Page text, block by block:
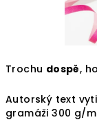
Trochu dospě,
Autorský text
gramáži 300 g/